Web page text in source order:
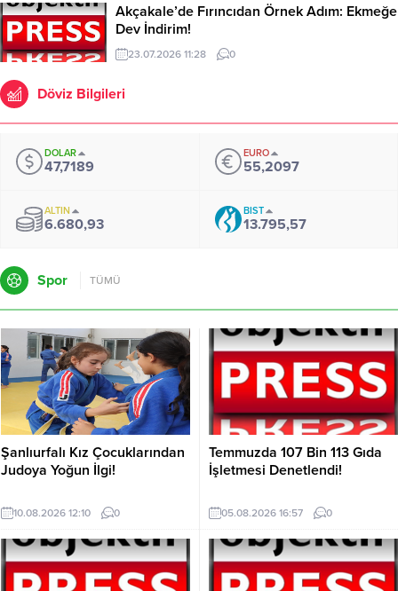
Akçakale’de Fırıncıdan Örnek Adım: Ekmeğe
Dev İndirim!
23.07.2026 11:28 0
Döviz Bilgileri
DOLAR
47,7189
EURO
55,2097
ALTIN
6.680,93
BIST
13.795,57
Spor TÜMÜ
Şanlıurfalı Kız Çocuklarından
Judoya Yoğun İlgi!
10.08.2026 12:10 0
Temmuzda 107 Bin 113 Gıda
İşletmesi Denetlendi!
05.08.2026 16:57 0